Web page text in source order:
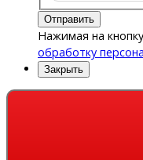
Отправить
Нажимая на
обработку
Закрыть